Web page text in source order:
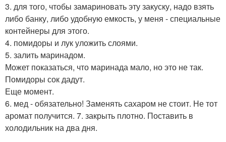
3. для того, чтобы замариновать эту закуску, надо взять
либо банку, либо удобную емкость, у меня - специальные
контейнеры для этого.
4. помидоры и лук уложить слоями.
5. залить маринадом.
Может показаться, что маринада мало, но это не так.
Помидоры сок дадут.
Еще момент.
6. мед - обязательно! Заменять сахаром не стоит. Не тот
аромат получится. 7. закрыть плотно. Поставить в
холодильник на два дня.